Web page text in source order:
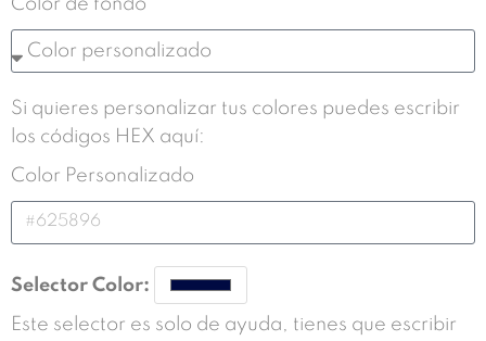
Color de fondo
Si quieres personalizar tus colores puedes escribir
los códigos HEX aquí:
Color Personalizado
Selector Color:
Este selector es solo de ayuda, tienes que escribir